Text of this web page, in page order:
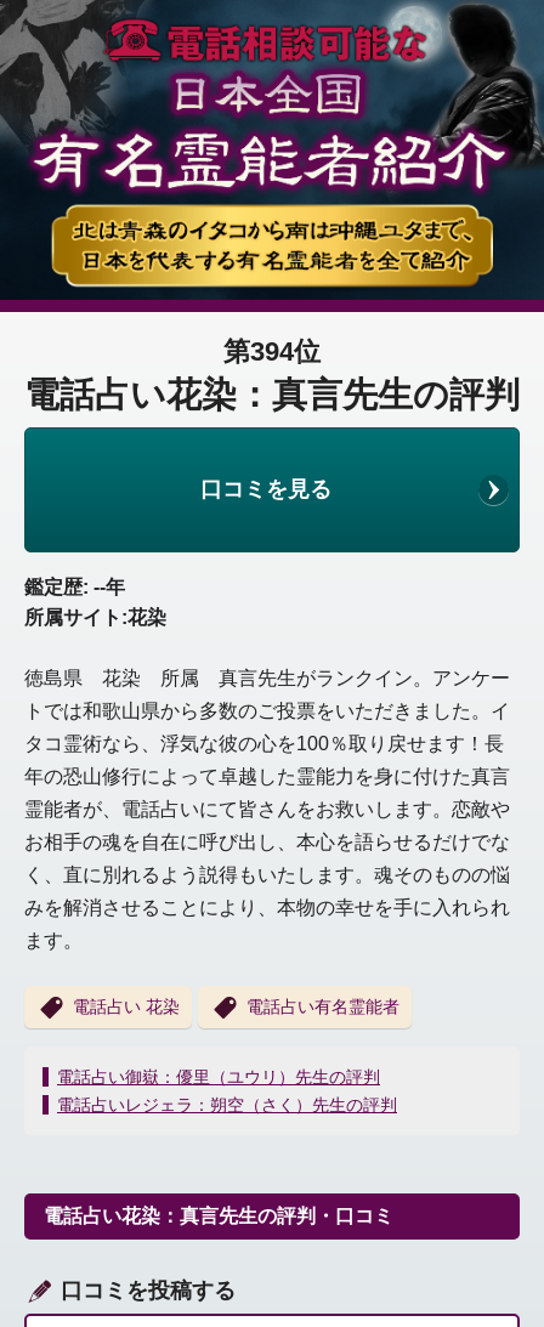
第394位
電話占い花染：真言先生の評判
口コミを見る
鑑定歴: --年
所属サイト:花染
徳島県 花染 所属 真言先生がランクイン。アンケー
トでは和歌山県から多数のご投票をいただきました。イ
タコ霊術なら、浮気な彼の心を100％取り戻せます！長
年の恐山修行によって卓越した霊能力を身に付けた真言
霊能者が、電話占いにて皆さんをお救いします。恋敵や
お相手の魂を自在に呼び出し、本心を語らせるだけでな
く、直に別れるよう説得もいたします。魂そのものの悩
みを解消させることにより、本物の幸せを手に入れられ
ます。
電話占い 花染 電話占い有名霊能者
投
稿
ー
シ
ン
電話占い御嶽：優里（ユウリ）先生の評判
電話占いレジェラ：朔空（さく）先生の評判
電話占い花染：真言先生の評判・口コミ
口コミを投稿する